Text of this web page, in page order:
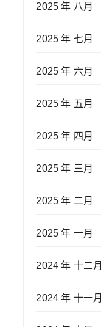
2025 年 八月
2025 年 七月
2025 年 六月
2025 年 五月
2025 年 四月
2025 年 三月
2025 年 二月
2025 年 一月
2024 年 十二月
2024 年 十一月